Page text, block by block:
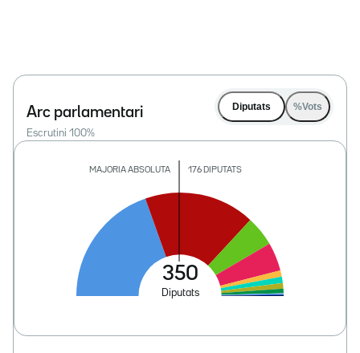
Arc parlamentari
Escrutini 100%
Diputats %Vots